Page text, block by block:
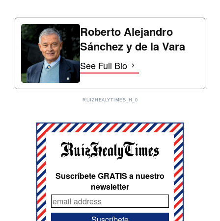
Roberto Alejandro
Sánchez y de la Vara
See Full Bio
RUIZHEALYTIMES_H_0
Suscríbete GRATIS a nuestro
newsletter